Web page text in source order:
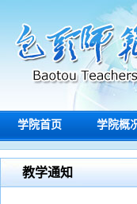
学院首页 学院概
教学通知